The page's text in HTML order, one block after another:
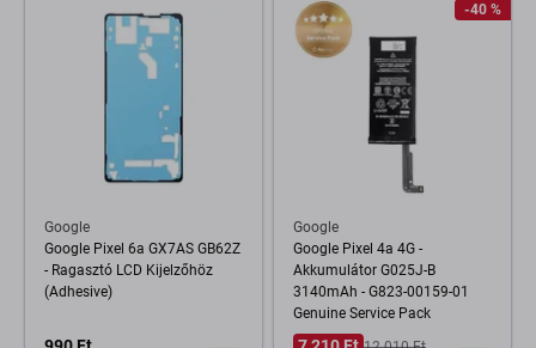
Google
Google Pixel 6a GX7AS GB62Z
- Ragasztó LCD Kijelzőhöz
(Adhesive)
-40 %
Google
Google Pixel 4a 4G -
Akkumulátor G025J-B
3140mAh - G823-00159-01
Genuine Service Pack